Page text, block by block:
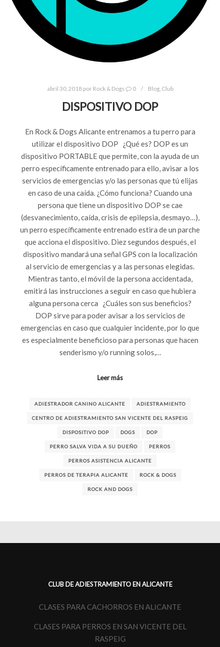
abril 30, 2018por Rock & Dogs 0 Blog, Club
DISPOSITIVO DOP
En Rock & Dogs Alicante entrenamos a tu perro para
utilizar el dispositivo DOP ¿Qué es? DOP es un
dispositivo PORTABLE que permite, con la ayuda de un
perro específicamente entrenado para ello, avisar a los
servicios de emergencias y/o las personas que tú elijas
en caso de una caída. ¿Cómo funciona? Cuando una
persona que tiene un dispositivo DOP se cae
(desvanecimiento, caída, crisis de epilepsia, desmayo…),
un perro específicamente entrenado estira de un parche
que acciona el dispositivo. Diez segundos después, el
dispositivo mandará una señal GPS con la localización
al servicio de emergencias y a las personas elegidas.
Mientras tanto, el móvil de la persona accidentada,
emitirá las instrucciones a seguir en caso que hubiera
alguna persona cerca ¿Cuáles son sus beneficios?
DOP sirve para poder avisar a los servicios de
emergencias en caso que cualquier incidente, por lo que
es especialmente beneficioso para personas que hacen
senderismo y/o running solos,…
Leer más
ADIESTRADOR CANINO ALICANTE ADIESTRAMIENTO
CENTRO DE ADIESTRAMIENTO SAN VICENTE DEL RASPEIG
DISPOSITIVO DOP DOGS DOP
PERRO SALVA VIDA A SU DUEÑO PERROS
PERROS ASISTENCIA ALICANTE
PERROS DE TERAPIA ALICANTE ROCK & DOGS
ROCK AND DOGS
CLUB DE ADIESTRAMIENTO EN ALICANTE
CLASES PARA CACHORROS EN ALICANTE
CLASES PARA PERROS EN SAN VICENTE DEL
RASPEIG